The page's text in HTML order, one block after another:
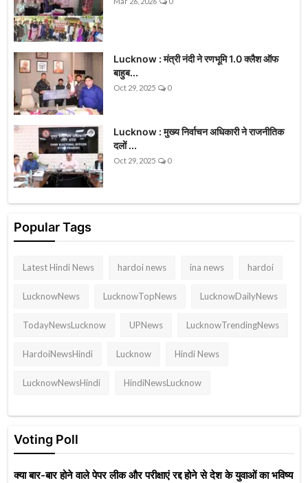
Lucknow : मंत्री नंदी ने रणभूमि 1.0 क्लैश ऑफ
बाहुब...
Oct 29, 2025 0
Lucknow : मुख्य निर्वाचन अधिकारी ने राजनीतिक
दलों ...
Oct 29, 2025 0
Popular Tags
Latest Hindi News hardoi news ina news hardoi
LucknowNews LucknowTopNews LucknowDailyNews
TodayNewsLucknow UPNews LucknowTrendingNews
HardoiNewsHindi Lucknow Hindi News
LucknowNewsHindi HindiNewsLucknow
Voting Poll
क्या बार-बार होने वाले पेपर लीक और परीक्षाएं रद्द होने से देश के युवाओं का भविष्य